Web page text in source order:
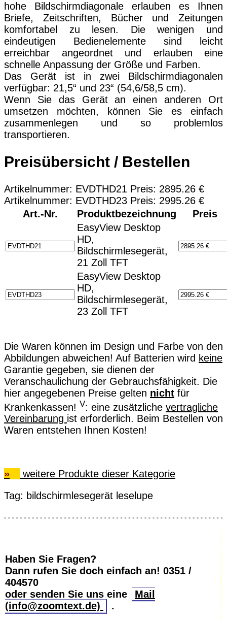
hohe Bildschirmdiagonale erlauben es Ihnen
Briefe, Zeitschriften, Bücher und Zeitungen
komfortabel zu lesen. Die wenigen und
eindeutigen Bedienelemente sind leicht
erreichbar angeordnet und erlauben eine
schnelle Anpassung der Größe und Farben.
Das Gerät ist in zwei Bildschirmdiagonalen
verfügbar: 21,5“ und 23“ (54,6/58,5 cm).
Wenn Sie das Gerät an einen anderen Ort
umsetzen möchten, können Sie es einfach
zusammenlegen und so problemlos
transportieren.
Preisübersicht / Bestellen
Artikelnummer: EVDTHD21 Preis: 2895.26 €
Artikelnummer: EVDTHD23 Preis: 2995.26 €
Art.-Nr.
Produktbezeichnung
Preis
EasyView Desktop
HD,
Bildschirmlesegerät,
21 Zoll TFT
EasyView Desktop
HD,
Bildschirmlesegerät,
23 Zoll TFT
Die Waren können im Design und Farbe von den
Abbildungen abweichen! Auf Batterien wird keine
Garantie gegeben, sie dienen der
Veranschaulichung der Gebrauchsfähigkeit. Die
hier angegebenen Preise gelten nicht für
Krankenkassen! V: eine zusätzliche vertragliche
Vereinbarung ist erforderlich. Beim Bestellen von
Waren entstehen Ihnen Kosten!
»
weitere Produkte dieser Kategorie
Tag: bildschirmlesegerät leselupe
Haben Sie Fragen?
Dann rufen Sie doch einfach an! 0351 /
404570
oder senden Sie uns eine
Mail
(info@zoomtext.de)
.